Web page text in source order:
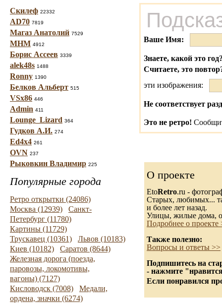
Скилеф 22332
AD70 7819
Магаз Анатолий 7529
МНМ 4912
Борис Ассеев 3339
alek48s 1488
Ronny 1390
Белков Альберт 515
VSx86 446
Admin 411
Lounge_Lizard 364
Гудков А.И. 274
Ed4x4 261
OVN 237
Рыковкин Владимир 225
Популярные города
Ретро открытки (24086)
Москва (12939)
Санкт-
Петербург (11780)
Картины (11729)
Трускавец (10361)
Львов (10183)
Киев (10182)
Саратов (8644)
Железная дорога (поезда,
паровозы, локомотивы,
вагоны) (7127)
Кисловодск (7008)
Медали,
ордена, значки (6274)
Ваше Имя:
Знаете, какой это
Считаете, это
эти изображения:
Не соответствует
Это не ретро!
О проекте
EtoRetro.ru -
Старых, любимых...
и более лет назад.
Улицы, жилые дома,
Подробнее о проекте
Также полезно:
Вопросы и ответы >>
Подпишитесь на
- нажмите
Если понравился